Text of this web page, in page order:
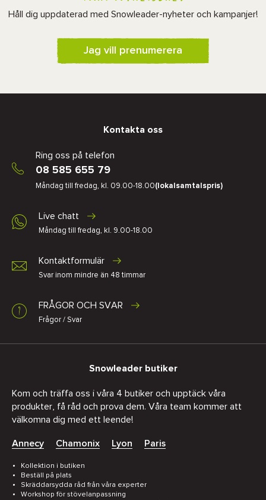
Håll dig uppdaterad med Snowleader-nyheter och kampanjer!
Jag vill prenumerera
Kontakta oss
Ring oss på telefon
08 585 655 79
Måndag till fredag, kl. 09.00-18.00(lokalsamtalspris)
Live chatt
Måndag till fredag, kl. 9.00-18.00
Kontaktformulär
Svar inom mindre än 48 timmar
FRÅGOR OCH SVAR
Frågor / Svar
Snowleader butiker
Kom och träffa oss i våra 4 butiker och upptäck våra
produkter, få råd och prova dem. Våra team kommer att
välkomna dig med ett leende!
Annecy Chamonix Lyon Paris
Kollektion i butiken
Beställ på plats
Skräddarsydda råd från våra experter
Workshop för stövelanpassning